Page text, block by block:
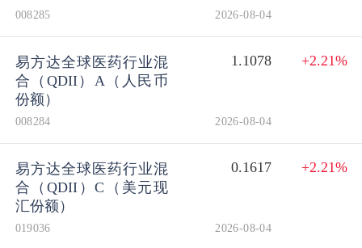
008285 2026-08-04
易方达全球医药行业混
合（QDII）A（人民币
份额）
1.1078 +2.21%
008284 2026-08-04
易方达全球医药行业混
合（QDII）C（美元现
汇份额）
0.1617 +2.21%
019036 2026-08-04